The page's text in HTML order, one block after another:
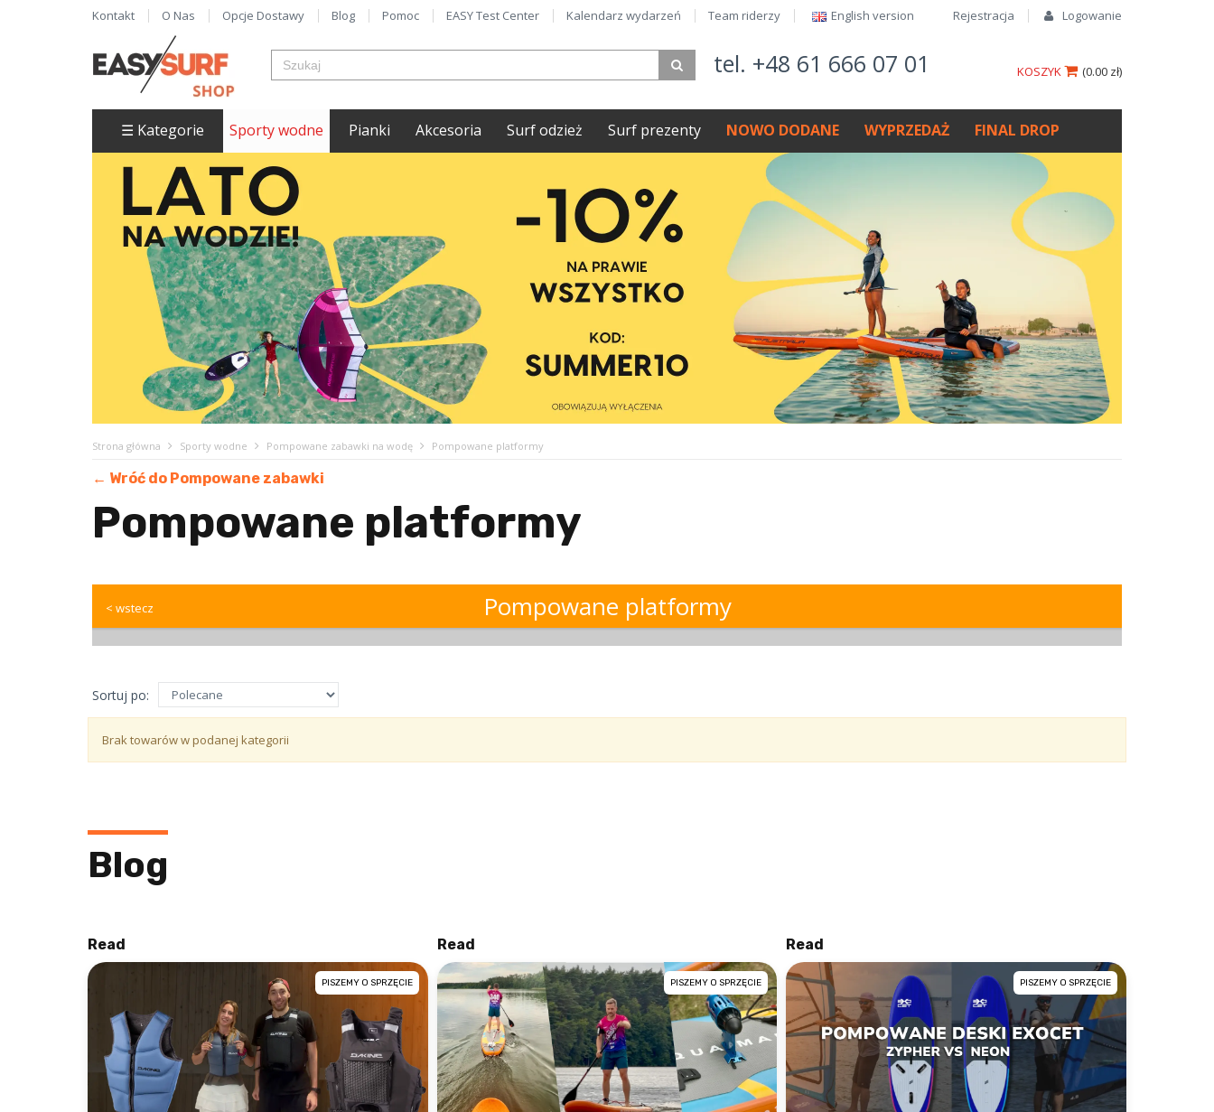
Rejestracja Logowanie
Kontakt O Nas Opcje Dostawy Blog Pomoc EASY Test Center Kalendarz wydarzeń Team riderzy English version​
tel. +48 61 666 07 01 (0.00 zł)
KOSZYK
☰ Kategorie Sporty wodne Pianki Akcesoria Surf odzież Surf prezenty NOWO DODANE WYPRZEDAŻ FINAL DROP
Strona główna Sporty wodne Pompowane zabawki na wodę Pompowane platformy
← Wróć do Pompowane zabawki
Pompowane platformy
Pompowane platformy
< wstecz
Sortuj po:
Brak towarów w podanej kategorii
Blog
Read
PISZEMY O SPRZĘCIE
Read
PISZEMY O SPRZĘCIE
Read
PISZEMY O SPRZĘCIE